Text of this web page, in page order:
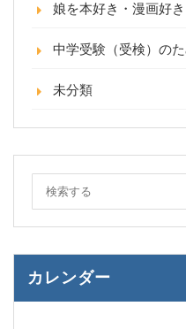
娘を本好き・漫画好
中学受験（受検）の
未分類
カレンダー